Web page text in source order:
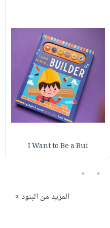
I Want to Be a Bui
4
5
المزيد من البنود »